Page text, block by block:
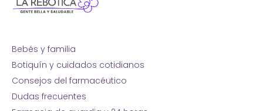
Bebés y familia
Botiquín y cuidados cotidianos
Consejos del farmacéutico
Dudas frecuentes